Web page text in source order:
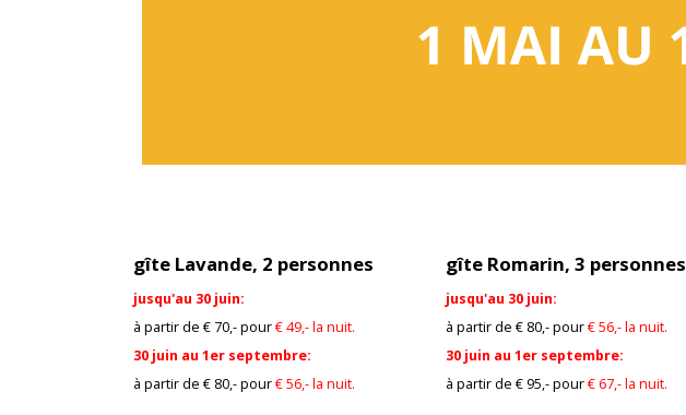
gîte Lavande, 2 personnes
jusqu'au 30 juin:
à partir de € 70,- pour€ 49,- la nuit.
30 juin au 1er septembre:
à partir de € 80,- pour€ 56,- la nuit.
gîte Romarin, 3 personnes
jusqu'au 30 juin:
à partir de € 80,- pour€ 56,- la nuit.
30 juin au 1er septembre:
à partir de € 95,- pour€ 67,- la nuit.